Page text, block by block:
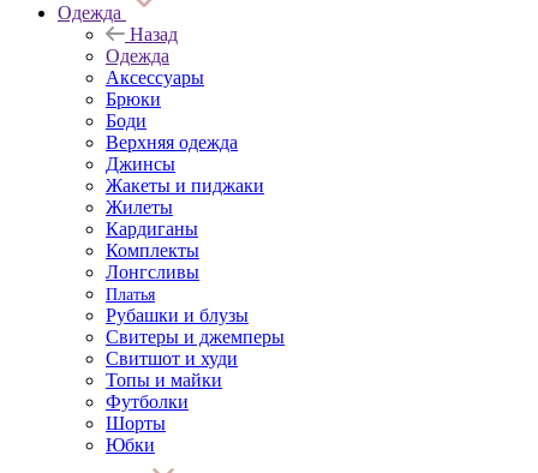
Одежда
Назад
Одежда
Аксессуары
Брюки
Боди
Верхняя одежда
Джинсы
Жакеты и пиджаки
Жилеты
Кардиганы
Комплекты
Лонгсливы
Платья
Рубашки и блузы
Свитеры и джемперы
Свитшот и худи
Топы и майки
Футболки
Шорты
Юбки